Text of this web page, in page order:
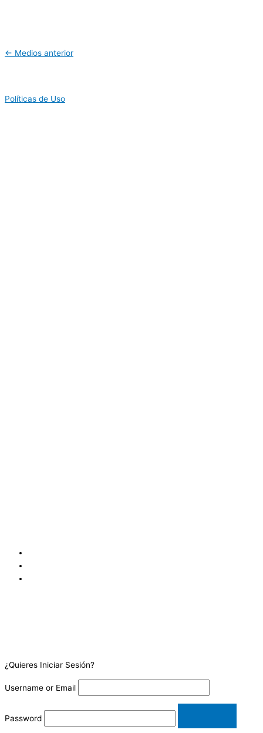
← Medios anterior
Políticas de Uso
¿Quieres Iniciar Sesión?
Username or Email
Password